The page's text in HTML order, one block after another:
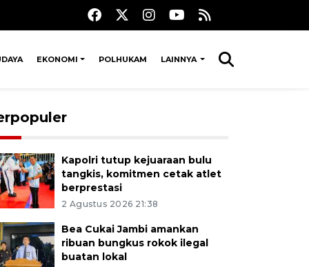
EKONOMI POLHUKAM LAINNYA
Kapolri tutup kejuaraan bulu
tangkis, komitmen cetak atlet
berprestasi
2 Agustus 2026 21:38
Bea Cukai Jambi amankan
ribuan bungkus rokok ilegal
buatan lokal